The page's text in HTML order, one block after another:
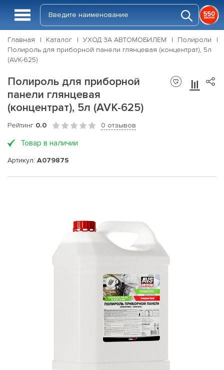
Главная Каталог УХОД ЗА АВТОМОБИЛЕМ
Полироли
Полироль для приборной панели глянцевая (концентрат), 5л
(AVK-625)
Полироль для приборной
панели глянцевая
(концентрат), 5л (AVK-625)
Рейтинг 0.0 0 отзывов
Товар в наличии
Артикул: A07987S